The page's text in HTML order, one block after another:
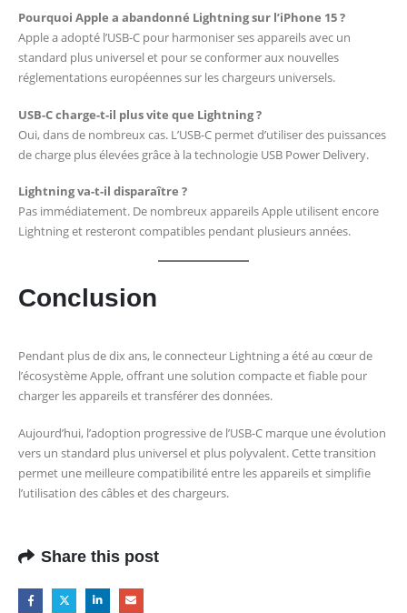
Pourquoi Apple a abandonné Lightning sur l’iPhone 15 ?
Apple a adopté l’USB-C pour harmoniser ses appareils avec un
standard plus universel et pour se conformer aux nouvelles
réglementations européennes sur les chargeurs universels.
USB-C charge-t-il plus vite que Lightning ?
Oui, dans de nombreux cas. L’USB-C permet d’utiliser des puissances
de charge plus élevées grâce à la technologie USB Power Delivery.
Lightning va-t-il disparaître ?
Pas immédiatement. De nombreux appareils Apple utilisent encore
Lightning et resteront compatibles pendant plusieurs années.
Conclusion
Pendant plus de dix ans, le connecteur Lightning a été au cœur de
l’écosystème Apple, offrant une solution compacte et fiable pour
charger les appareils et transférer des données.
Aujourd’hui, l’adoption progressive de l’USB-C marque une évolution
vers un standard plus universel et plus polyvalent. Cette transition
permet une meilleure compatibilité entre les appareils et simplifie
l’utilisation des câbles et des chargeurs.
Share this post